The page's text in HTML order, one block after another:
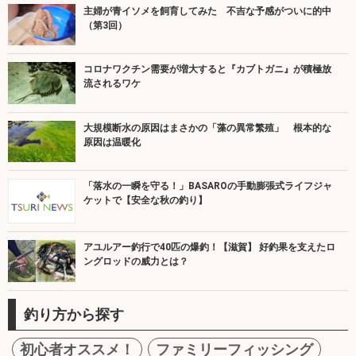
主婦が青イソメを飼育してみた 不吉な予感がついに的中
（第3回）
コロナワクチン需要が増大すると『カブトガニ』が積極放
流されるワケ
大規模断水の原因はまさかの「藻の異常繁殖」 根本的な
原因は温暖化
「落水の一瞬を守る！」BASAROの手動膨張式ライフジャ
ケットで【安全な秋の釣り】
アユルアー釣行で40匹の爆釣！【滋賀】 好釣果を支えたロ
ングロッドの威力とは？
釣り方から探す
初心者オススメ！ ファミリーフィッシング